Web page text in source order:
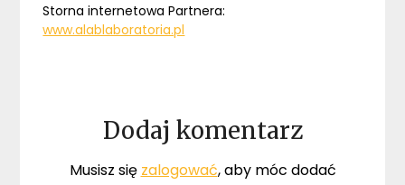
Storna internetowa Partnera:
www.alablaboratoria.pl
Dodaj komentarz
Musisz się zalogować, aby móc dodać